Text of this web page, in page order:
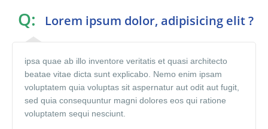
Q: Lorem ipsum dolor, adipisicing elit ?
ipsa quae ab illo inventore veritatis et quasi architecto
beatae vitae dicta sunt explicabo. Nemo enim ipsam
voluptatem quia voluptas sit aspernatur aut odit aut fugit,
sed quia consequuntur magni dolores eos qui ratione
voluptatem sequi nesciunt.